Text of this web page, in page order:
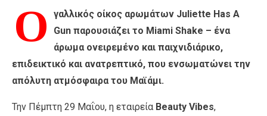
Ο
γαλλικός οίκος αρωμάτων Juliette Has A
Gun παρουσιάζει το Miami Shake – ένα
άρωμα ονειρεμένο και παιχνιδιάρικο,
επιδεικτικό και ανατρεπτικό, που ενσωματώνει την
απόλυτη ατμόσφαιρα του Μαϊάμι.
Την Πέμπτη 29 Μαΐου, η εταιρεία Beauty Vibes,